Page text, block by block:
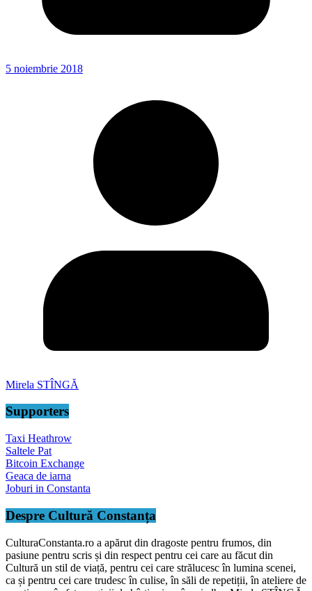
5 noiembrie 2018
Mirela STÎNGĂ
Supporters
Taxi Heathrow
Saltele Pat
Bitcoin Exchange
Geaca de iarna
Joburi in Constanta
Despre Cultură Constanța
CulturaConstanta.ro a apărut din dragoste pentru frumos, din
pasiune pentru scris și din respect pentru cei care au făcut din
Cultură un stil de viață, pentru cei care strălucesc în lumina scenei,
ca și pentru cei care trudesc în culise, în săli de repetiții, în ateliere de